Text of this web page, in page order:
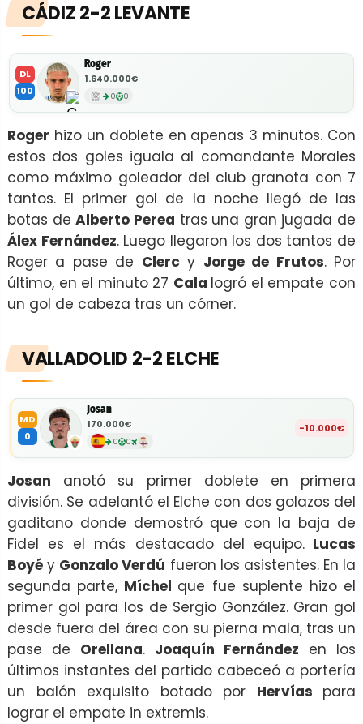
CÁDIZ 2-2 LEVANTE
DL
100
Roger
1.640.000€
0 0
Roger hizo un doblete en apenas 3 minutos. Con
estos dos goles iguala al comandante Morales
como máximo goleador del club granota con 7
tantos. El primer gol de la noche llegó de las
botas deAlberto Perea tras una gran jugada de
Álex Fernández. Luego llegaron los dos tantos de
Roger a pase de Clercy Jorge de Frutos. Por
último, en el minuto 27 Cala logró el empate con
un gol de cabeza tras un córner.
VALLADOLID 2-2 ELCHE
MD
0
Josan
170.000€
0 0
-10.000€
Josan anotó su primer doblete en primera
división. Se adelantó el Elche con dos golazos del
gaditano donde demostró que con la baja de
Fidel es el más destacado del equipo.Lucas
Boyé y Gonzalo Verdú fueron los asistentes. En la
segunda parte, Míchel que fue suplente hizo el
primer gol para los de Sergio González. Gran gol
desde fuera del área con su pierna mala, tras un
pase de Orellana. Joaquín Fernández en los
últimos instantes del partido cabeceó a portería
un balón exquisito botado por Hervías para
lograr el empate in extremis.